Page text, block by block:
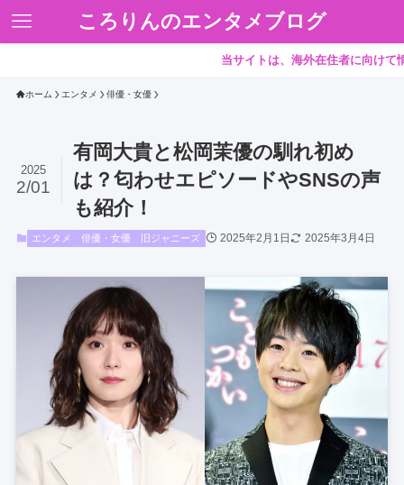
ころりんのエンタメブログ
当サイトは、海外在住者に向けて情報
ホーム エンタメ 俳優・女優
有岡大貴と松岡茉優の馴れ初め
は？匂わせエピソードやSNSの声
も紹介！
2025
2/01
エンタメ 俳優・女優 旧ジャニーズ 2025年2月1日 2025年3月4日